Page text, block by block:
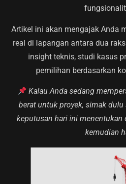
Artikel ini akan mengajak Anda
real di lapangan antara dua
insight teknis, studi kasus
pemilihan berdasarkan
Kalau Anda sedang
berat untuk proyek, simak
keputusan hari ini menentukan
kemudian